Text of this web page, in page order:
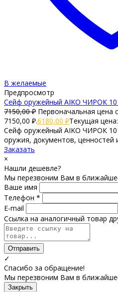
В желаемые
Предпросмотр
Сейф оружейный AIKO ЧИРОК
7150,00₽ Первоначальная цена
7150,00 ₽.6180,00 ₽Текущая
Сейф оружейный AIKO ЧИРОК
оружия, документов, ценностей
Заказать
×
Нашли дешевле?
Мы перезвоним Вам в
Ваше имя
Телефон *
E-mail
Ссылка на аналогичный товар
Отправить
✓
Спасибо за обращение!
Мы перезвоним Вам в
Закрыть